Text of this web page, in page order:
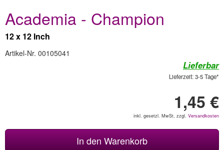
Academia - Champion
12 x 12 Inch
Artikel-Nr. 00105041
Lieferbar
Lieferzeit: 3-5 Tage*
1,45 €
inkl. gesetzl. MwSt, zzgl. Versandkosten
In den Warenkorb